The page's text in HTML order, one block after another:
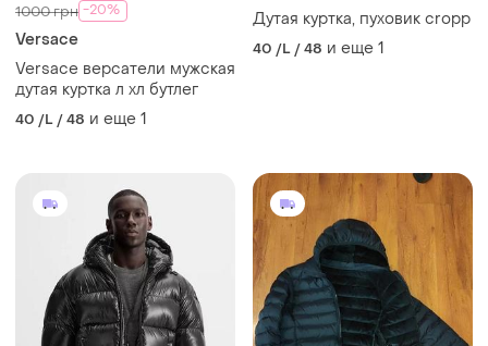
1000 грн -20%
Versace
Versace версатели мужская
дутая куртка л хл бутлег
40 /L / 48 и еще 1
Дутая куртка, пуховик cropp
40 /L / 48 и еще 1